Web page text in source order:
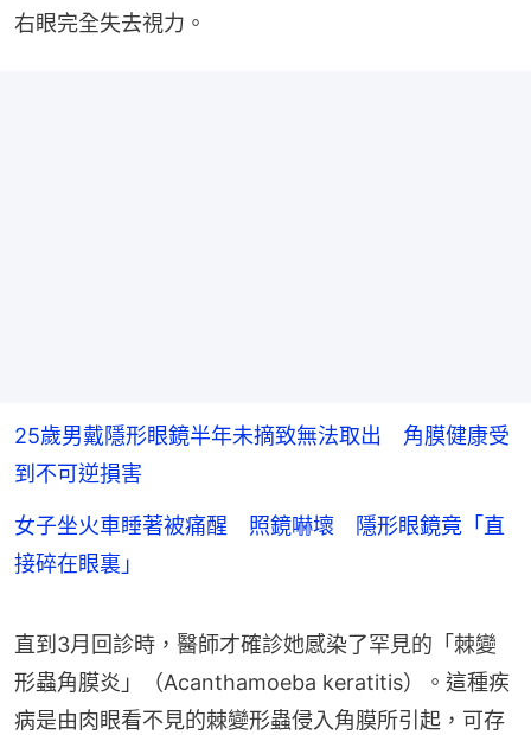
右眼完全失去視力。
25歲男戴隱形眼鏡半年未摘致無法取出 角膜健康受
到不可逆損害
女子坐火車睡著被痛醒 照鏡嚇壞 隱形眼鏡竟「直
接碎在眼裏」
直到3月回診時，醫師才確診她感染了罕見的「棘變
形蟲角膜炎」（Acanthamoeba keratitis）。這種疾
病是由肉眼看不見的棘變形蟲侵入角膜所引起，可存